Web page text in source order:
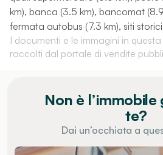
km), banca (3.5 km), bancomat
fermata autobus (7.3 km), siti
I documenti e le immagini in
raccolti dal portale di vendite
Non è
te?
Dai un’occhiata a